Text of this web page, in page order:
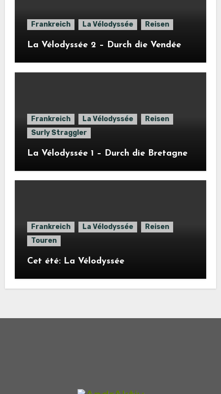
Frankreich La Vélodyssée Reisen
La Vélodyssée 2 – Durch die Vendée
Frankreich La Vélodyssée
Reisen
Surly Straggler
La Vélodyssée 1 – Durch die Bretagne
Frankreich La Vélodyssée
Reisen
Touren
Cet été: La Vélodyssée